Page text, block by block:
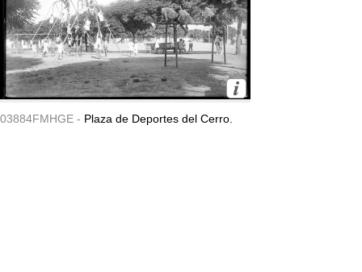
03884FMHGE - Plaza de Deportes del Cerro.